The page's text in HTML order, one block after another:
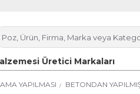
Üretici Markaları
YAPILMASI
BETONDAN